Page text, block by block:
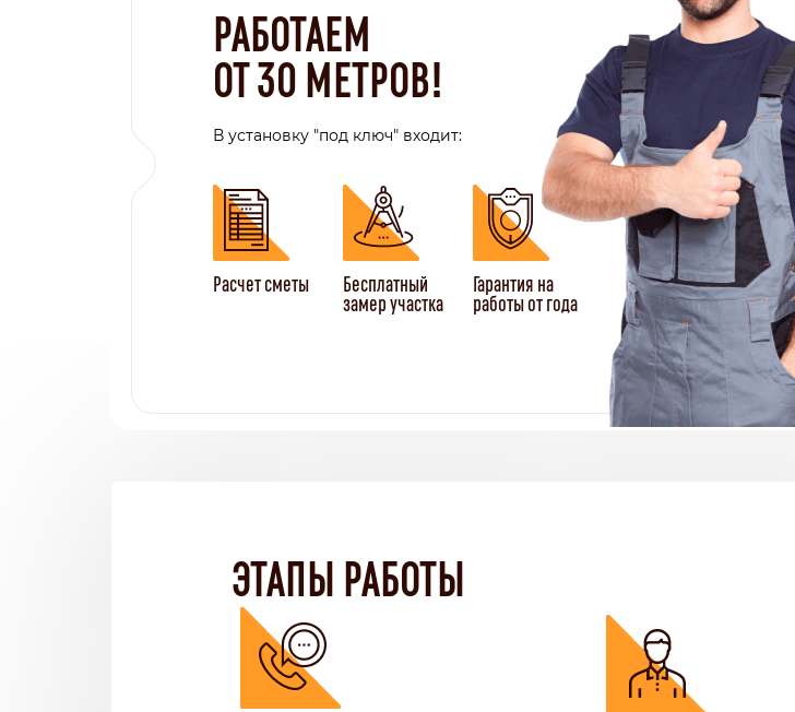
РАБОТАЕМ
ОТ 30 МЕТРОВ!
В установку "под ключ" входит:
Расчет сметы Бесплатный
замер участка
Гарантия на
работы от года
ЭТАПЫ РАБОТЫ